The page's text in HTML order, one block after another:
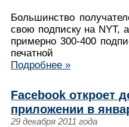
Большинство
свою подписку на NYT,
примерно 300-400
печатной
Подробнее »
Facebook откроет
приложении в
29 декабря 2011 года